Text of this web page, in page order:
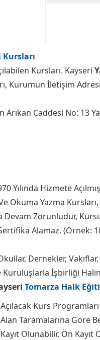
Kursları. Kayseri
Kurumun İletişim
Caddesi No: 13
Yılında Hizmete
Okuma Yazma
Zorunludur,
Alamaz. (Örnek:
Dernekler,
İşbirliği
Tomarza Halk
Açılacak Kurs
Alan Taramalarına Göre
Kayıt Olunabilir. Ön